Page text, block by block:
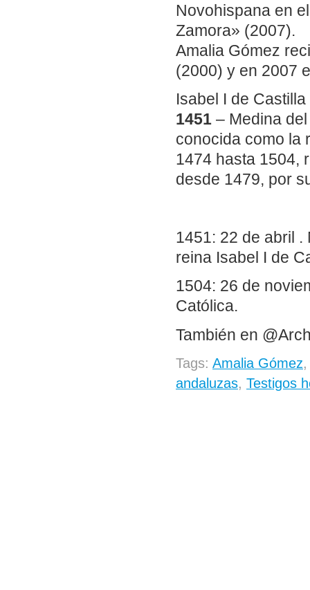
Novohispana en
Zamora» (2007).
Amalia Gómez
(2000) y en 2007
Isabel I de
1451 – Medina
conocida como la
1474 hasta 1504,
desde 1479, por
1451: 22 de abril .
reina Isabel I de
1504: 26 de
Católica.
También en
Tags: Amalia Gómez
andaluzas, Testigos